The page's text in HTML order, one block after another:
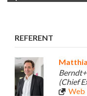
REFERENT
(Chief
Web